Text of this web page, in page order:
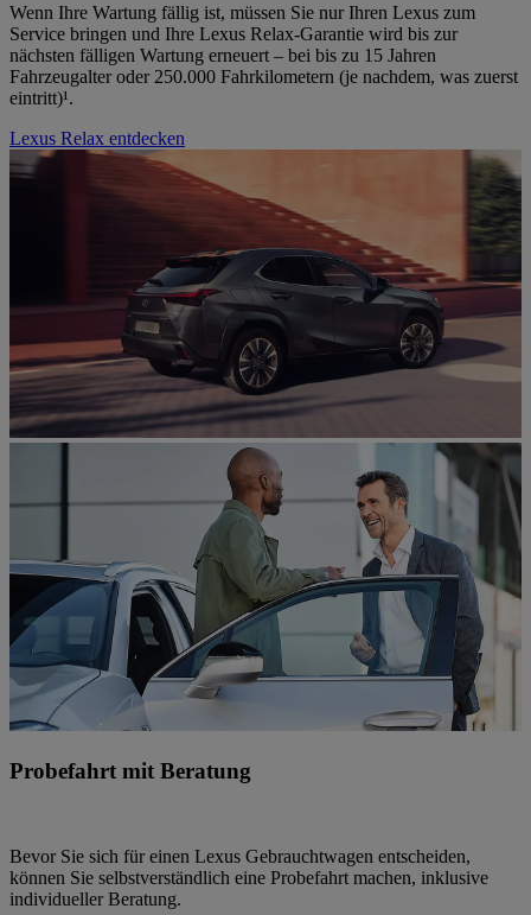
Wenn Ihre Wartung fällig ist, müssen Sie nur Ihren Lexus zum
Service bringen und Ihre Lexus Relax-Garantie wird bis zur
nächsten fälligen Wartung erneuert – bei bis zu 15 Jahren
Fahrzeugalter oder 250.000 Fahrkilometern (je nachdem, was zuerst
eintritt)¹.
Lexus Relax entdecken
Probefahrt mit Beratung
Bevor Sie sich für einen Lexus Gebrauchtwagen entscheiden,
können Sie selbstverständlich eine Probefahrt machen, inklusive
individueller Beratung.